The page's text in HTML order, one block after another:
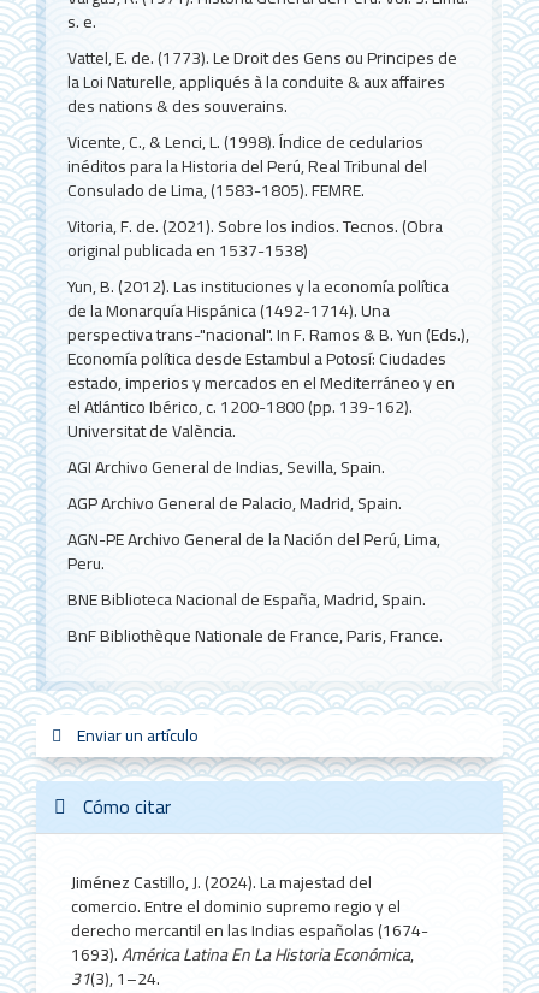
s. e.
Vattel, E. de. (1773). Le Droit des Gens ou Principes de
la Loi Naturelle, appliqués à la conduite & aux affaires
des nations & des souverains.
Vicente, C., & Lenci, L. (1998). Índice de cedularios
inéditos para la Historia del Perú, Real Tribunal del
Consulado de Lima, (1583-1805). FEMRE.
Vitoria, F. de. (2021). Sobre los indios. Tecnos. (Obra
original publicada en 1537-1538)
Yun, B. (2012). Las instituciones y la economía política
de la Monarquía Hispánica (1492-1714). Una
perspectiva trans-"nacional". In F. Ramos & B. Yun (Eds.),
Economía política desde Estambul a Potosí: Ciudades
estado, imperios y mercados en el Mediterráneo y en
el Atlántico Ibérico, c. 1200-1800 (pp. 139-162).
Universitat de València.
AGI Archivo General de Indias, Sevilla, Spain.
AGP Archivo General de Palacio, Madrid, Spain.
AGN-PE Archivo General de la Nación del Perú, Lima,
Peru.
BNE Biblioteca Nacional de España, Madrid, Spain.
BnF Bibliothèque Nationale de France, Paris, France.
un
artículo
Enviar un artículo
Cómo citar
Jiménez Castillo, J. (2024). La majestad del
comercio. Entre el dominio supremo regio y el
derecho mercantil en las Indias españolas (1674-
1693).América Latina En La Historia Económica,
31(3), 1–24.
redes